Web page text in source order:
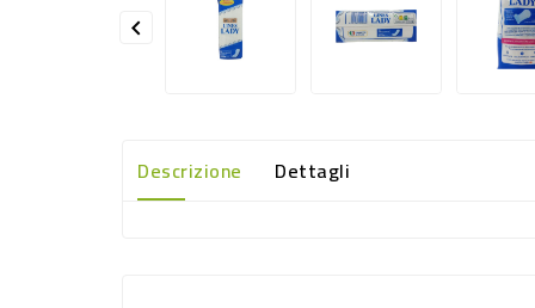

Descrizione Dettagli